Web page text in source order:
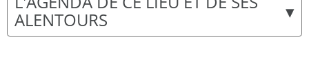
▾
ALENTOURS